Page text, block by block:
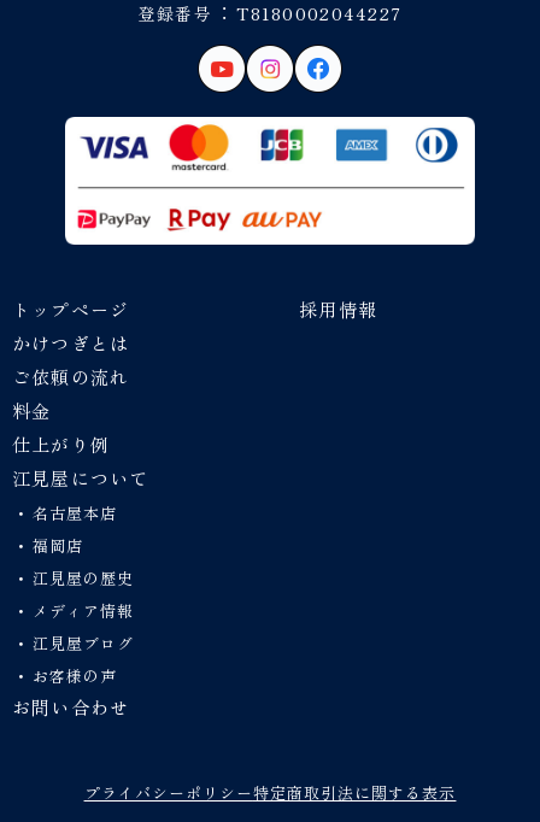
登録番号︓ T8180002044227
トップページ
かけつぎとは
ご依頼の流れ
料金
仕上がり例
江見屋について
名古屋本店
福岡店
江見屋の歴史
メディア情報
江見屋ブログ
お客様の声
お問い合わせ
採用情報
プライバシーポリシー特定商取引法に関する表示